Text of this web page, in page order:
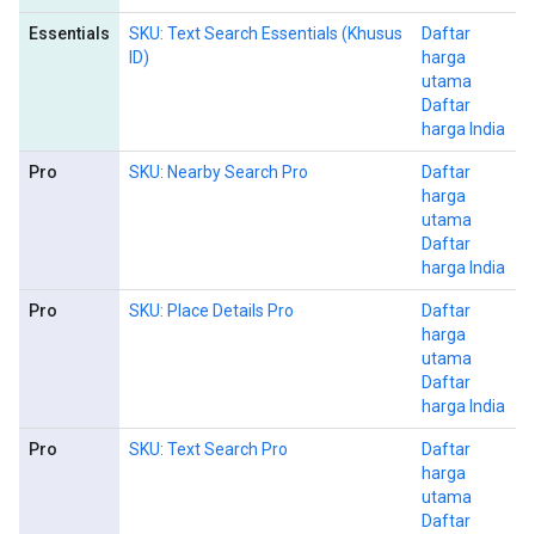
Essentials
SKU: Text Search Essentials (Khusus
ID)
Daftar
harga
utama
Daftar
harga India
Pro SKU: Nearby Search Pro
Daftar
harga
utama
Daftar
harga India
Pro SKU: Place Details Pro
Daftar
harga
utama
Daftar
harga India
Pro SKU: Text Search Pro
Daftar
harga
utama
Daftar